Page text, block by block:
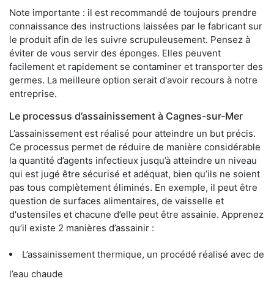
Note importante : il est recommandé de toujours prendre
connaissance des instructions laissées par le fabricant sur
le produit afin de les suivre scrupuleusement. Pensez à
éviter de vous servir des éponges. Elles peuvent
facilement et rapidement se contaminer et transporter des
germes. La meilleure option serait d'avoir recours à notre
entreprise.
Le processus d’assainissement à Cagnes-sur-Mer
L’assainissement est réalisé pour atteindre un but précis.
Ce processus permet de réduire de manière considérable
la quantité d’agents infectieux jusqu’à atteindre un niveau
qui est jugé être sécurisé et adéquat, bien qu’ils ne soient
pas tous complètement éliminés. En exemple, il peut être
question de surfaces alimentaires, de vaisselle et
d'ustensiles et chacune d’elle peut être assainie. Apprenez
qu’il existe 2 manières d’assainir :
L’assainissement thermique, un procédé réalisé avec de
l’eau chaude